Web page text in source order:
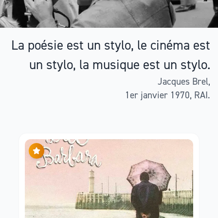
La poésie est un stylo, le cinéma est
un stylo, la musique est un stylo.
Jacques Brel,
1er janvier 1970, RAI.